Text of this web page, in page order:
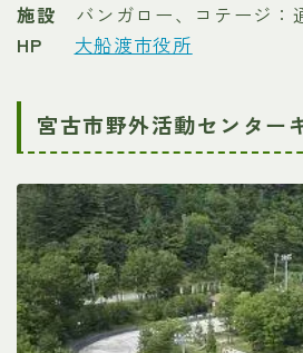
施設 バンガロー、コテージ：
HP
大船渡市役所
宮古市野外活動センター